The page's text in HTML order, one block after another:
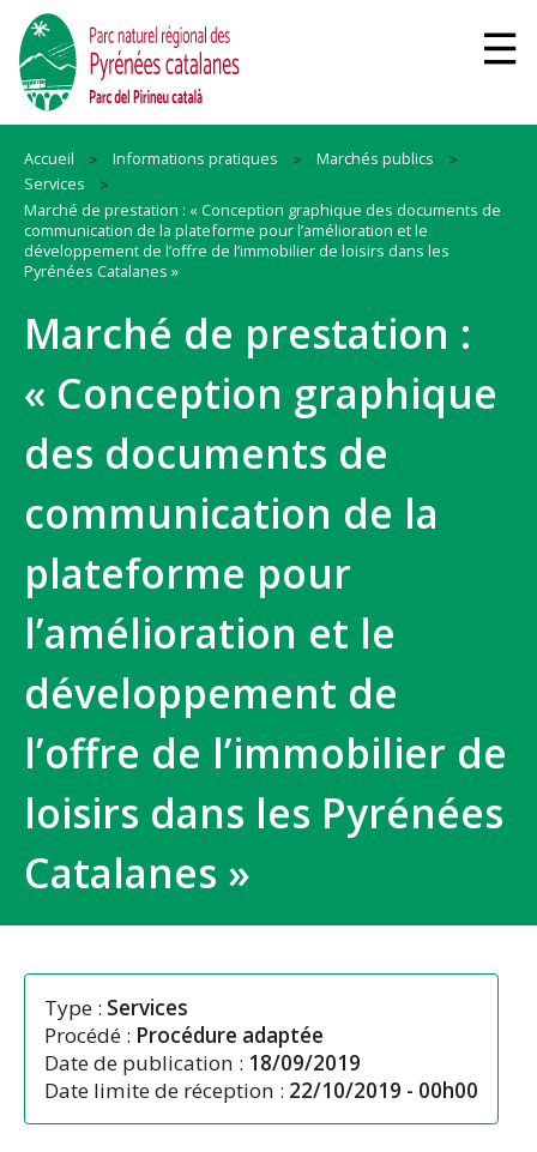
Accueil Informations pratiques
Marchés publics
Services
Marché de prestation : « Conception graphique des documents de
communication de la plateforme pour l’amélioration et le
développement de l’offre de l’immobilier de loisirs dans les
Pyrénées Catalanes »
Marché de prestation :
« Conception graphique
des documents de
communication de la
plateforme pour
l’amélioration et le
développement de
l’offre de l’immobilier de
loisirs dans les Pyrénées
Catalanes »
Type : Services
Procédé : Procédure adaptée
Date de publication : 18/09/2019
Date limite de réception : 22/10/2019 - 00h00